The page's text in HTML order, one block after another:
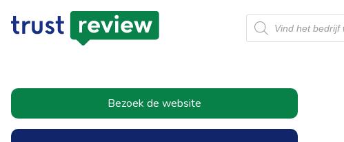
Producten
zoeken
Bezoek de website